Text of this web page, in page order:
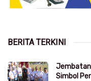
BERITA TERKINI
Jembatan
Simbol